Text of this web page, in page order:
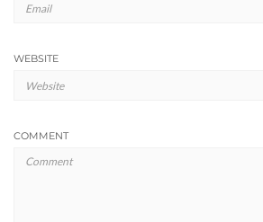
WEBSITE
COMMENT